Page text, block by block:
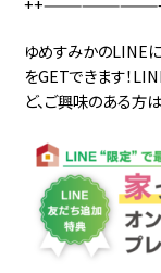
ゆめすみかのLINEに
をGETできます！
ど、ご興味のある方